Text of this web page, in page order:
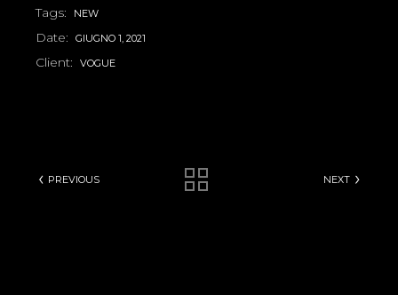
Tags: NEW
Date: GIUGNO 1, 2021
Client: VOGUE
PREVIOUS NEXT